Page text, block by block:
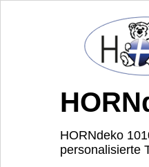
HORNdeko
personalisierte